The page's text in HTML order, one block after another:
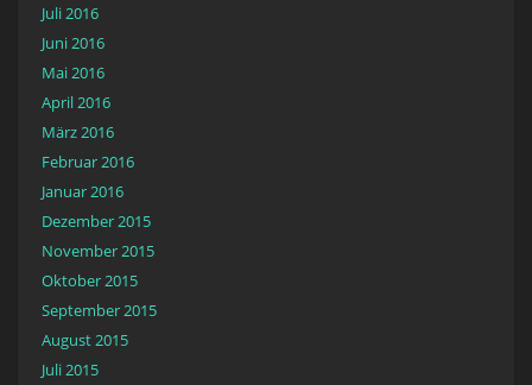
Juli 2016
Juni 2016
Mai 2016
April 2016
März 2016
Februar 2016
Januar 2016
Dezember 2015
November 2015
Oktober 2015
September 2015
August 2015
Juli 2015